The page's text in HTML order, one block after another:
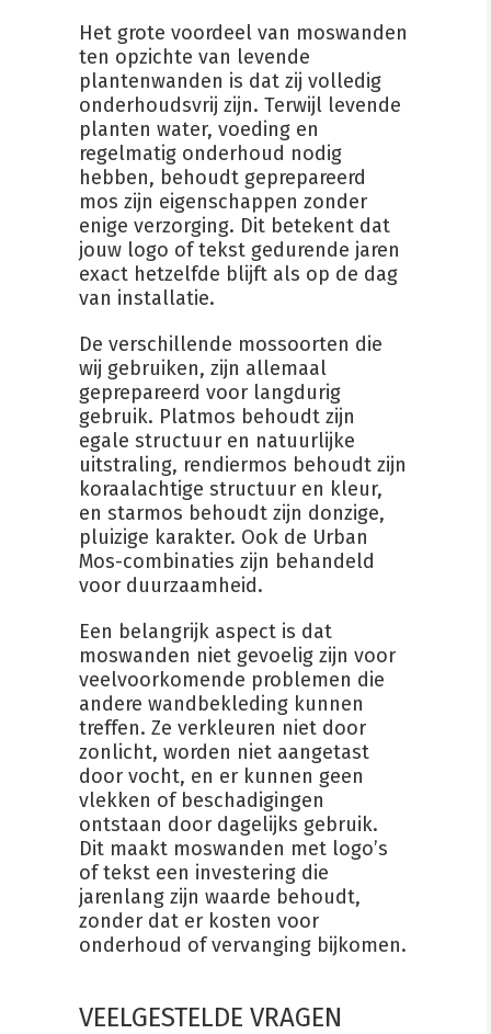
Het grote voordeel van moswanden
ten opzichte van levende
plantenwanden is dat zij volledig
onderhoudsvrij zijn. Terwijl levende
planten water, voeding en
regelmatig onderhoud nodig
hebben, behoudt geprepareerd
mos zijn eigenschappen zonder
enige verzorging. Dit betekent dat
jouw logo of tekst gedurende jaren
exact hetzelfde blijft als op de dag
van installatie.
De verschillende mossoorten die
wij gebruiken, zijn allemaal
geprepareerd voor langdurig
gebruik. Platmos behoudt zijn
egale structuur en natuurlijke
uitstraling, rendiermos behoudt zijn
koraalachtige structuur en kleur,
en starmos behoudt zijn donzige,
pluizige karakter. Ook de Urban
Mos-combinaties zijn behandeld
voor duurzaamheid.
Een belangrijk aspect is dat
moswanden niet gevoelig zijn voor
veelvoorkomende problemen die
andere wandbekleding kunnen
treffen. Ze verkleuren niet door
zonlicht, worden niet aangetast
door vocht, en er kunnen geen
vlekken of beschadigingen
ontstaan door dagelijks gebruik.
Dit maakt moswanden met logo’s
of tekst een investering die
jarenlang zijn waarde behoudt,
zonder dat er kosten voor
onderhoud of vervanging bijkomen.
VEELGESTELDE VRAGEN